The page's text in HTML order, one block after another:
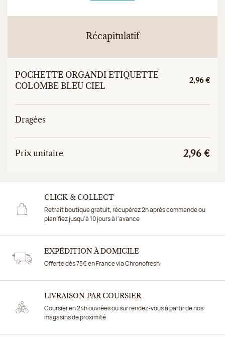
Récapitulatif
POCHETTE ORGANDI ETIQUETTE
COLOMBE BLEU CIEL
Prix
2,96 €
Dragées
Prix unitaire total
Prix unitaire 2,96 €
CLICK & COLLECT
Retrait boutique gratuit, récupérez 2h après commande ou
planifiez jusqu'à 10 jours à l'avance
EXPÉDITION À DOMICILE
Offerte dès 75€ en France via Chronofresh
LIVRAISON PAR COURSIER
Coursier en 24h ouvrées ou sur rendez-vous à partir de nos
magasins de proximité